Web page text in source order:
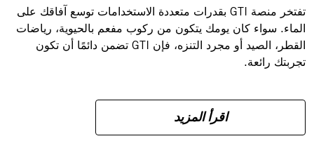
تفتخر منصة GTI بقدرات متعددة الاستخدامات توسع آفاقك على
الماء. سواء كان يومك يتكون من ركوب مفعم بالحيوية، رياضات
القطر، الصيد أو مجرد التنزه، فإن GTI تضمن دائمًا أن تكون
تجربتك رائعة.
اقرأ المزيد